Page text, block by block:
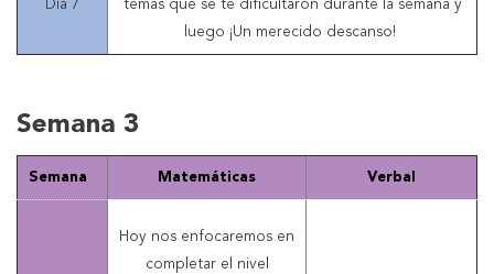
Día 7
temas que se te dificultaron durante la semana y
luego ¡Un merecido descanso!
Semana 3
Semana Matemáticas Verbal
Hoy nos enfocaremos en
completar el nivel